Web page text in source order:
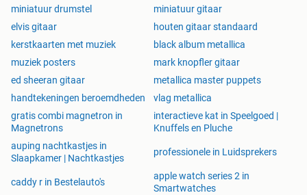
miniatuur drumstel
miniatuur gitaar
elvis gitaar
houten gitaar standaard
kerstkaarten met muziek
black album metallica
muziek posters
mark knopfler gitaar
ed sheeran gitaar
metallica master puppets
handtekeningen beroemdheden
vlag metallica
gratis combi magnetron in
Magnetrons
interactieve kat in Speelgoed |
Knuffels en Pluche
auping nachtkastjes in
Slaapkamer | Nachtkastjes
professionele in Luidsprekers
caddy r in Bestelauto's
apple watch series 2 in
Smartwatches